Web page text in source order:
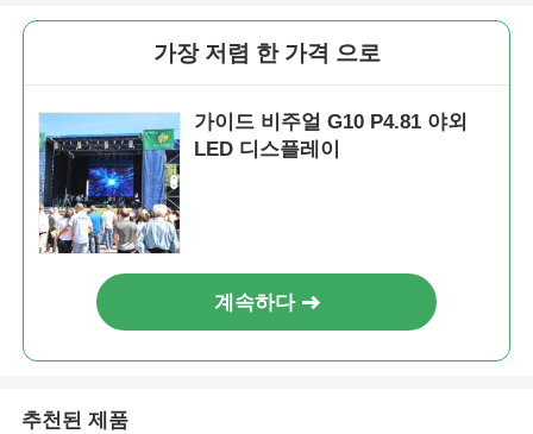
가장 저렴 한 가격 으로
가이드 비주얼 G10 P4.81 야외
LED 디스플레이
계속하다
추천된 제품